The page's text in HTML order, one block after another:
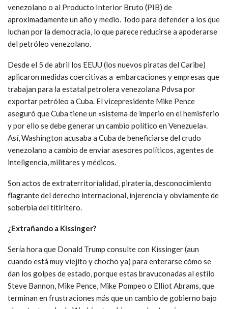
venezolano o al Producto Interior Bruto (PIB) de
aproximadamente un año y medio. Todo para defender a los que
luchan por la democracia, lo que parece reducirse a apoderarse
del petróleo venezolano.
Desde el 5 de abril los EEUU (los nuevos piratas del Caribe)
aplicaron medidas coercitivas a embarcaciones y empresas que
trabajan para la estatal petrolera venezolana Pdvsa por
exportar petróleo a Cuba. El vicepresidente Mike Pence
aseguró que Cuba tiene un «sistema de imperio en el hemisferio
y por ello se debe generar un cambio político en Venezuela».
Así, Washington acusaba a Cuba de beneficiarse del crudo
venezolano a cambio de enviar asesores políticos, agentes de
inteligencia, militares y médicos.
Son actos de extraterritorialidad, piratería, desconocimiento
flagrante del derecho internacional, injerencia y obviamente de
soberbia del titiritero.
¿Extrañando a Kissinger?
Sería hora que Donald Trump consulte con Kissinger (aun
cuando está muy viejito y chocho ya) para enterarse cómo se
dan los golpes de estado, porque estas bravuconadas al estilo
Steve Bannon, Mike Pence, Mike Pompeo o Elliot Abrams, que
terminan en frustraciones más que un cambio de gobierno bajo